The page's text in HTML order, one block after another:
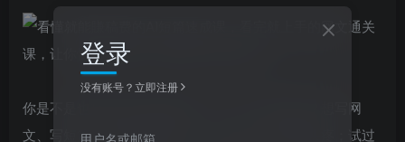
你是不是也想靠写文賺点稿费，却一直卡在原地？想写网
文、写短篇，却不知道写什么、怎么写，提笔就头疼；试过
登录
没有账号？立即注册
用户名或邮箱